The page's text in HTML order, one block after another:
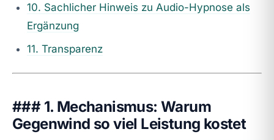
10. Sachlicher Hinweis zu Audio-Hypnose als
Ergänzung
11. Transparenz
### 1. Mechanismus: Warum
Gegenwind so viel Leistung kostet